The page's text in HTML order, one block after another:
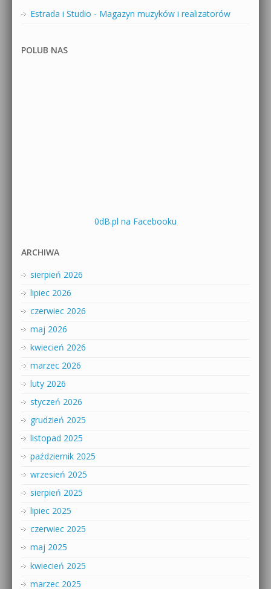
Estrada i Studio - Magazyn muzyków i realizatorów
POLUB NAS
0dB.pl na Facebooku
ARCHIWA
sierpień 2026
lipiec 2026
czerwiec 2026
maj 2026
kwiecień 2026
marzec 2026
luty 2026
styczeń 2026
grudzień 2025
listopad 2025
październik 2025
wrzesień 2025
sierpień 2025
lipiec 2025
czerwiec 2025
maj 2025
kwiecień 2025
marzec 2025